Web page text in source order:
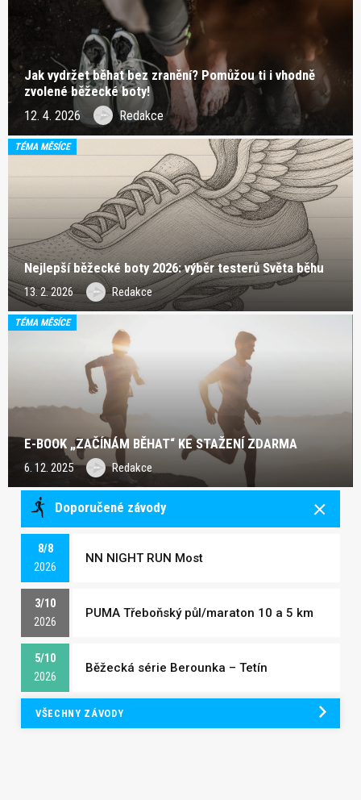
Jak vydržet běhat bez zranění? Pomůžou ti i vhodně
zvolené běžecké boty!
12. 4. 2026 Redakce
TÉMA MĚSÍCE
Nejlepší běžecké boty 2026: výběr testerů Světa běhu
13. 2. 2026 Redakce
TÉMA MĚSÍCE
E-BOOK „ZAČÍNÁM BĚHAT“ KE STAŽENÍ ZDARMA
6. 12. 2025 Redakce
Doporučené závody
8/8
2026
NN NIGHT RUN Most
3/10
2026
PUMA Třeboňský půl/maraton 10 a 5 km
5/10
2026
Běžecká série Berounka – Tetín
VŠECHNY ZÁVODY